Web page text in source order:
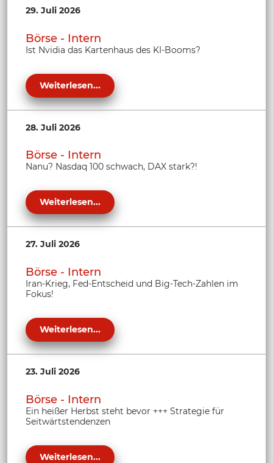
29. Juli 2026
Börse - Intern
Ist Nvidia das Kartenhaus des KI-Booms?
Weiterlesen...
28. Juli 2026
Börse - Intern
Nanu? Nasdaq 100 schwach, DAX stark?!
Weiterlesen...
27. Juli 2026
Börse - Intern
Iran-Krieg, Fed-Entscheid und Big-Tech-Zahlen im
Fokus!
Weiterlesen...
23. Juli 2026
Börse - Intern
Ein heißer Herbst steht bevor +++ Strategie für
Seitwärtstendenzen
Weiterlesen...